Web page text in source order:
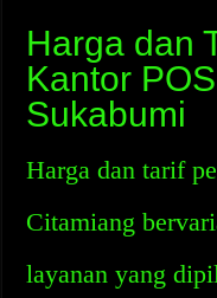
Harga dan
Kantor
Sukabumi
Harga dan tarif
Citamiang
layanan yang